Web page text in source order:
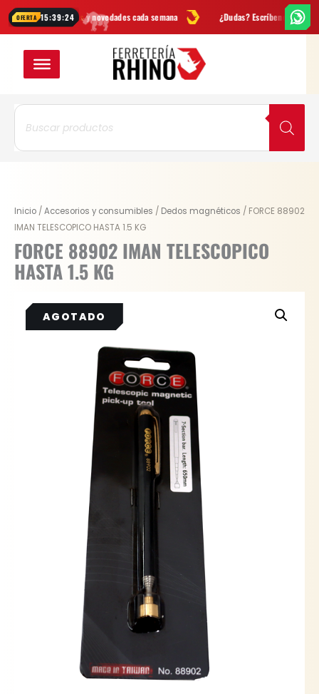
OFERTA 15:39:24
Ofertasy novedades cada semana ¿Dudas? Escríbenos porWhatsApp
Búsqueda
productos
Inicio /Accesorios y consumibles / Dedos magnéticos / FORCE 88902
IMAN TELESCOPICO HASTA 1.5 KG
FORCE 88902 IMAN TELESCOPICO
HASTA 1.5 KG
Original
price
was:
$ 48.700.
Current
price
is:
$ 36.525.